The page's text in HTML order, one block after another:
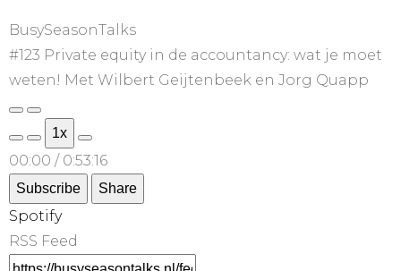
BusySeasonTalks
#123 Private equity in de accountancy: wat je moet
weten! Met Wilbert Geijtenbeek en Jorg Quapp
1x
00:00 / 0:53:16
Subscribe Share
Spotify
RSS Feed